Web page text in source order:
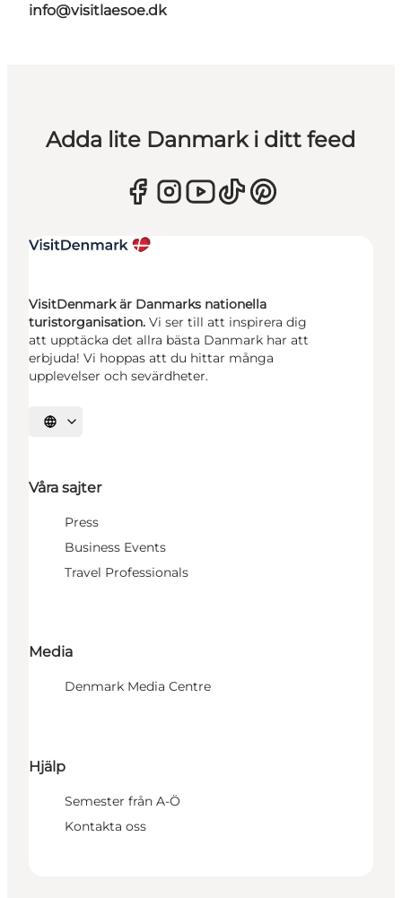
info@visitlaesoe.dk
Adda lite Danmark i ditt feed
VisitDenmark är Danmarks nationella
turistorganisation. Vi ser till att inspirera dig
att upptäcka det allra bästa Danmark har att
erbjuda! Vi hoppas att du hittar många
upplevelser och sevärdheter.
Välj språk
Våra sajter
Press
Business Events
Travel Professionals
Media
Denmark Media Centre
Hjälp
Semester från A-Ö
Kontakta oss